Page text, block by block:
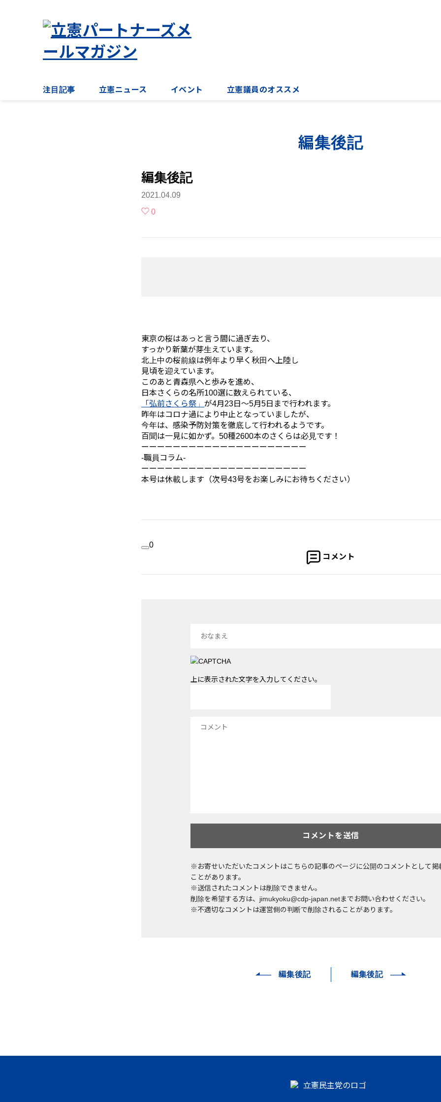
注目記事 立憲ニュース イベント 立憲議員のオススメ
編集後記
編集後記
2021.04.09
0
東京の桜はあっと言う間に過ぎ去り、
すっかり新葉が芽生えています。
北上中の桜前線は例年より早く秋田へ上陸し
見頃を迎えています。
このあと青森県へと歩みを進め、
日本さくらの名所100選に数えられている、
「弘前さくら祭」 が4月23日～5月5日まで行われます。
昨年はコロナ過により中止となっていましたが、
今年は、感染予防対策を徹底して行われるようです。
百聞は一見に如かず。50種2600本のさくらは必見です！
ーーーーーーーーーーーーーーーーーーーーー
-職員コラム-
ーーーーーーーーーーーーーーーーーーーーー
本号は休載します（次号43号をお楽しみにお待ちください）
0
コメント
上に表示された文字を入力してください。
※お寄せいただいたコメントはこちらの記事のページに公開のコメントとして掲
ことがあります。
※送信されたコメントは削除できません。
削除を希望する方は、jimukyoku@cdp-japan.netまでお問い合わせください。
※不適切なコメントは運営側の判断で削除されることがあります。
編集後記 編集後記